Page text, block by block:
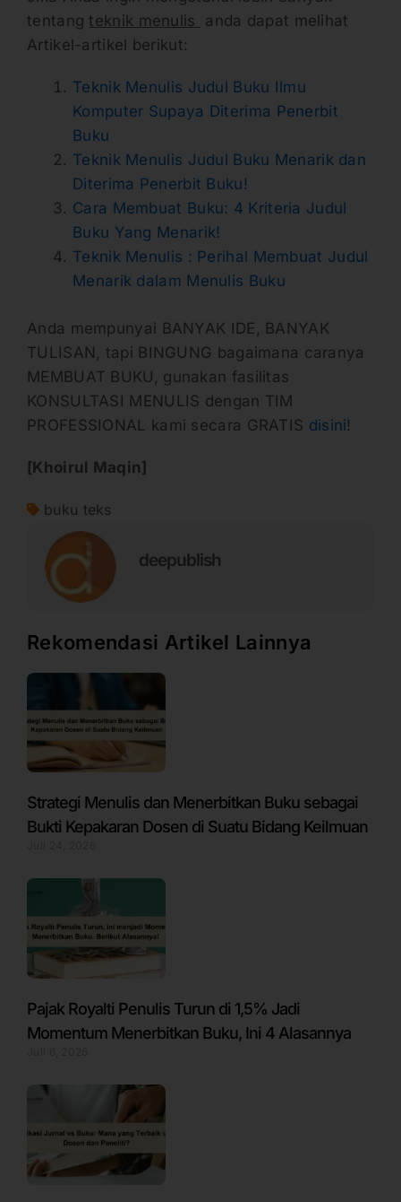
tentangteknik menulis
anda dapat melihat
Artikel-artikel berikut:
Teknik Menulis Judul Buku Ilmu
Komputer Supaya Diterima Penerbit
Buku
Teknik Menulis Judul Buku Menarik dan
Diterima Penerbit Buku!
Cara Membuat Buku: 4 Kriteria Judul
Buku Yang Menarik!
Teknik Menulis : Perihal Membuat Judul
Menarik dalam Menulis Buku
Anda mempunyai BANYAK IDE, BANYAK
TULISAN, tapi BINGUNG bagaimana caranya
MEMBUAT BUKU, gunakan fasilitas
KONSULTASI MENULIS dengan TIM
PROFESSIONAL kami secara GRATIS disini!
[Khoirul Maqin]
buku teks
deepublish
Rekomendasi Artikel Lainnya
Strategi Menulis dan Menerbitkan Buku sebagai
Bukti Kepakaran Dosen di Suatu Bidang Keilmuan
Pajak Royalti Penulis Turun di 1,5% Jadi
Momentum Menerbitkan Buku, Ini 4 Alasannya